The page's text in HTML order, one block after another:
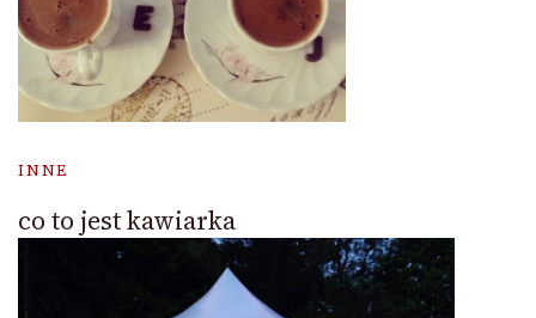
INNE
co to jest kawiarka